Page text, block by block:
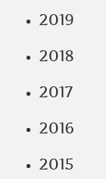
2019
2018
2017
2016
2015